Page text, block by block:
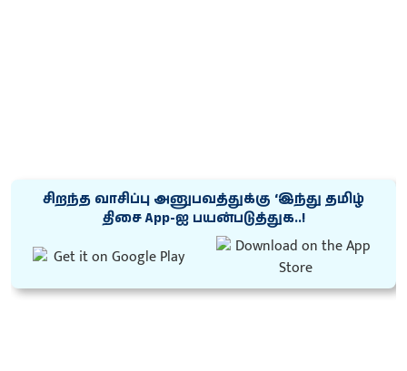
சிறந்த வாசிப்பு அனுபவத்துக்கு ‘இந்து தமிழ்
திசை App-ஐ பயன்படுத்துக..!